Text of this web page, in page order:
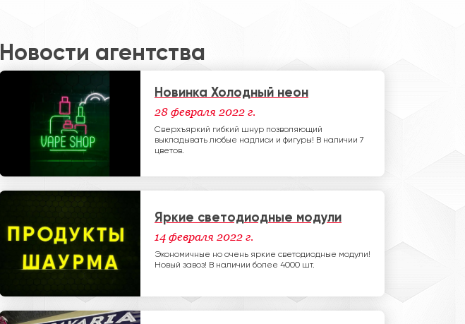
Начальник отдела ОГКУ "Департамент
автомобильных дорог", Швыряев В.М
Новости агентства
Новинка Холодный неон
28 февраля 2022 г.
Сверхъяркий гибкий шнур позволяющий
выкладывать любые надписи и фигуры! В наличии 7
цветов.
Яркие светодиодные модули
14 февраля 2022 г.
Экономичные но очень яркие светодиодные модули!
Новый завоз! В наличии более 4000 шт.